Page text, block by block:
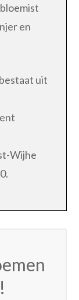
en
uit
Wijhe